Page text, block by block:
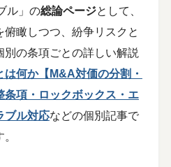
ル」の総論ページとして、
瞰しつつ、紛争リスクと
の条項ごとの詳しい解説
は何か【M&A対価の分割・
条項・ロックボックス・エ
ブル対応などの個別記事で